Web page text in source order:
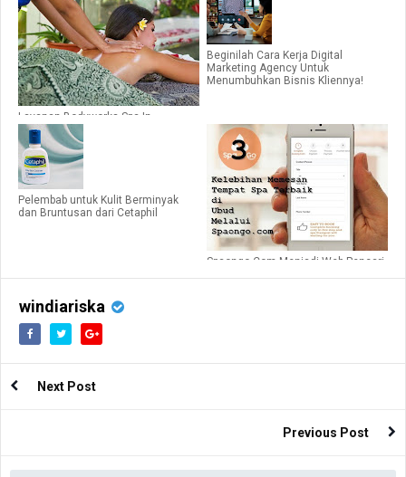
Layanan Bodyworks Spa In
Seminyak Tanpa Antri
Beginilah Cara Kerja Digital
Marketing Agency Untuk
Menumbuhkan Bisnis Kliennya!
Pelembab untuk Kulit Berminyak
dan Bruntusan dari Cetaphil
Spaongo.Com Menjadi Web Pencari
windiariska
Next Post
Previous Post